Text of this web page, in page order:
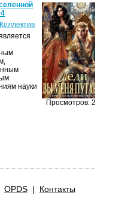
науки
Просмотров: 200
OPDS| Контакты